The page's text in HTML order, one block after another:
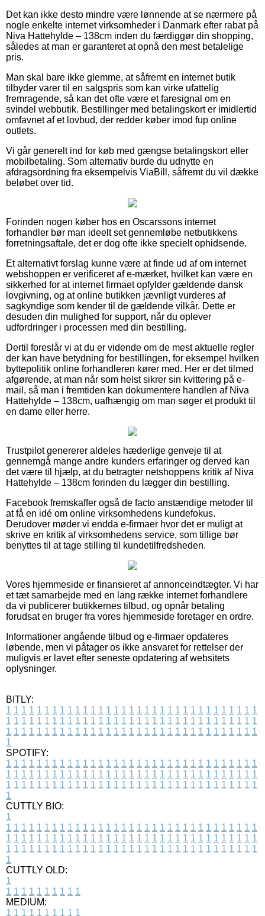
Det kan ikke desto mindre være lønnende at se nærmere på
nogle enkelte internet virksomheder i Danmark efter rabat på
Niva Hattehylde – 138cm inden du færdiggør din shopping,
således at man er garanteret at opnå den mest betalelige
pris.
Man skal bare ikke glemme, at såfremt en internet butik
tilbyder varer til en salgspris som kan virke ufattelig
fremragende, så kan det ofte være et faresignal om en
svindel webbutik. Bestillinger med betalingskort er imidlertid
omfavnet af et lovbud, der redder køber imod fup online
outlets.
Vi går generelt ind for køb med gængse betalingskort eller
mobilbetaling. Som alternativ burde du udnytte en
afdragsordning fra eksempelvis ViaBill, såfremt du vil dække
beløbet over tid.
Forinden nogen køber hos en Oscarssons internet
forhandler bør man ideelt set gennemløbe netbutikkens
forretningsaftale, det er dog ofte ikke specielt ophidsende.
Et alternativt forslag kunne være at finde ud af om internet
webshoppen er verificeret af e-mærket, hvilket kan være en
sikkerhed for at internet firmaet opfylder gældende dansk
lovgivning, og at online butikken jævnligt vurderes af
sagkyndige som kender til de gældende vilkår. Dette er
desuden din mulighed for support, når du oplever
udfordringer i processen med din bestilling.
Dertil foreslår vi at du er vidende om de mest aktuelle regler
der kan have betydning for bestillingen, for eksempel hvilken
byttepolitik online forhandleren kører med. Her er det tilmed
afgørende, at man når som helst sikrer sin kvittering på e-
mail, så man i fremtiden kan dokumentere handlen af Niva
Hattehylde – 138cm, uafhængig om man søger et produkt til
en dame eller herre.
Trustpilot genererer aldeles hæderlige genveje til at
gennemgå mange andre kunders erfaringer og derved kan
det være til hjælp, at du betragter netshoppens kritik af Niva
Hattehylde – 138cm forinden du lægger din bestilling.
Facebook fremskaffer også de facto anstændige metoder til
at få en idé om online virksomhedens kundefokus.
Derudover møder vi endda e-firmaer hvor det er muligt at
skrive en kritik af virksomhedens service, som tillige bør
benyttes til at tage stilling til kundetilfredsheden.
Vores hjemmeside er finansieret af annonceindtægter. Vi har
et tæt samarbejde med en lang række internet forhandlere
da vi publicerer butikkernes tilbud, og opnår betaling
forudsat en bruger fra vores hjemmeside foretager en ordre.
Informationer angående tilbud og e-firmaer opdateres
løbende, men vi påtager os ikke ansvaret for rettelser der
muligvis er lavet efter seneste opdatering af websitets
oplysninger.
BITLY:
1 1 1 1 1 1 1 1 1 1 1 1 1 1 1 1 1 1 1 1 1 1 1 1 1 1 1 1 1 1 1 1 1
1 1 1 1 1 1 1 1 1 1 1 1 1 1 1 1 1 1 1 1 1 1 1 1 1 1 1 1 1 1 1 1 1
1 1 1 1 1 1 1 1 1 1 1 1 1 1 1 1 1 1 1 1 1 1 1 1 1 1 1 1 1 1 1 1 1
1
SPOTIFY:
1 1 1 1 1 1 1 1 1 1 1 1 1 1 1 1 1 1 1 1 1 1 1 1 1 1 1 1 1 1 1 1 1
1 1 1 1 1 1 1 1 1 1 1 1 1 1 1 1 1 1 1 1 1 1 1 1 1 1 1 1 1 1 1 1 1
1 1 1 1 1 1 1 1 1 1 1 1 1 1 1 1 1 1 1 1 1 1 1 1 1 1 1 1 1 1 1 1 1
1
CUTTLY BIO:
1
1 1 1 1 1 1 1 1 1 1 1 1 1 1 1 1 1 1 1 1 1 1 1 1 1 1 1 1 1 1 1 1 1
1 1 1 1 1 1 1 1 1 1 1 1 1 1 1 1 1 1 1 1 1 1 1 1 1 1 1 1 1 1 1 1 1
1 1 1 1 1 1 1 1 1 1 1 1 1 1 1 1 1 1 1 1 1 1 1 1 1 1 1 1 1 1 1 1 1
1
CUTTLY OLD:
1
1 1 1 1 1 1 1 1 1 1
MEDIUM:
1 1 1 1 1 1 1 1 1 1